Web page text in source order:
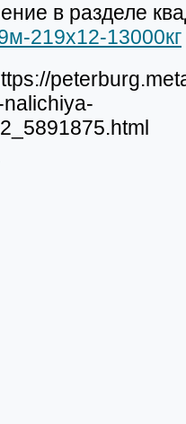
в разделе
219х12-13000кг